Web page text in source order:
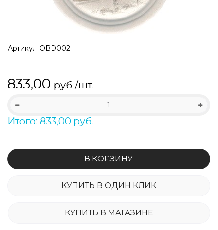
Артикул: OBD002
833,00 руб./шт.
Итого: 833,00 руб.
В КОРЗИНУ
КУПИТЬ В ОДИН КЛИК
КУПИТЬ В МАГАЗИНЕ